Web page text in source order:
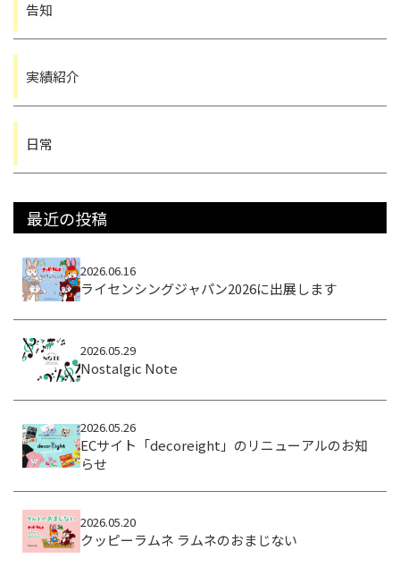
告知
実績紹介
日常
最近の投稿
2026.06.16
ライセンシングジャパン2026に出展します
2026.05.29
Nostalgic Note
2026.05.26
ECサイト「decoreight」のリニューアルのお知
らせ
2026.05.20
クッピーラムネ ラムネのおまじない